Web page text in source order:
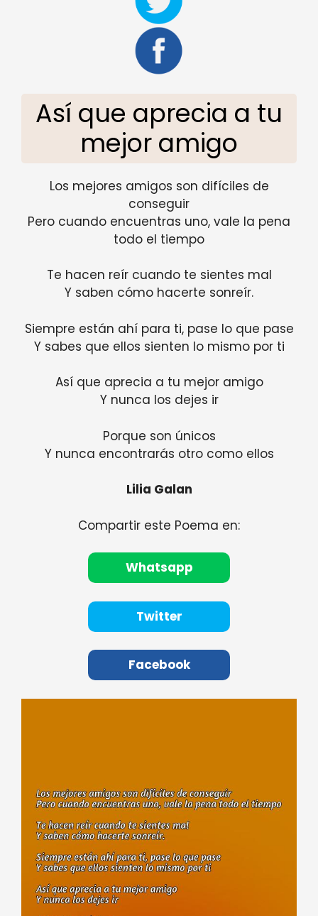
Así que aprecia a tu
mejor amigo
Los mejores amigos son difíciles de
conseguir
Pero cuando encuentras uno, vale la pena
todo el tiempo
Te hacen reír cuando te sientes mal
Y saben cómo hacerte sonreír.
Siempre están ahí para ti, pase lo que pase
Y sabes que ellos sienten lo mismo por ti
Así que aprecia a tu mejor amigo
Y nunca los dejes ir
Porque son únicos
Y nunca encontrarás otro como ellos
Lilia Galan
Compartir este Poema en:
Whatsapp
Twitter
Facebook